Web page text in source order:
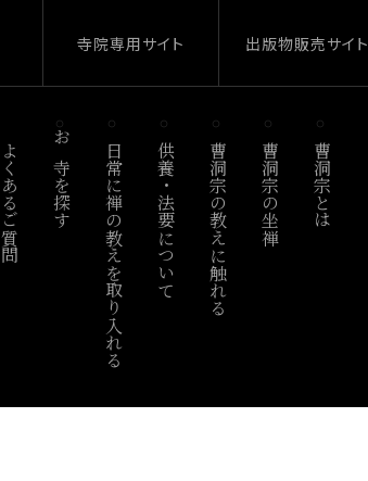
寺院専用サイト 出版物販売サイト
よくあるご質問 お寺を探す 日常に禅の教えを取り入れる 供養・法要について 曹洞宗の教えに触れる 曹洞宗の坐禅 曹洞宗とは